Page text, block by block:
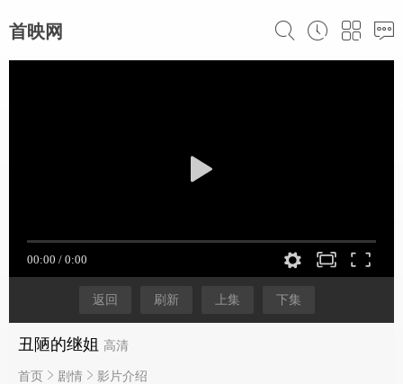
首映网
返回 刷新 上集 下集
丑陋的继姐 高清
首页 剧情 影片介绍